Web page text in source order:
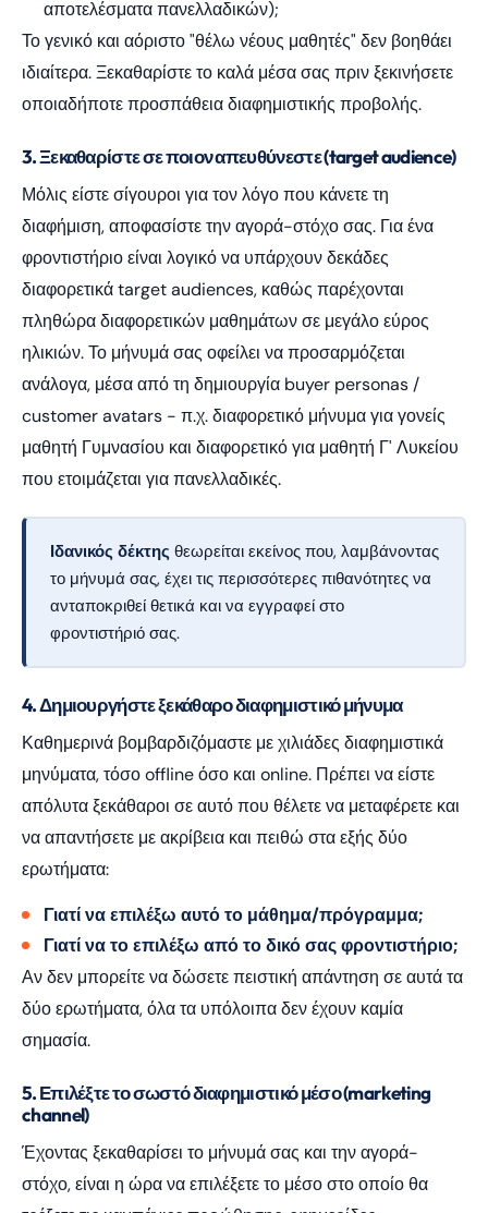
αποτελέσματα πανελλαδικών);
Το γενικό και αόριστο "θέλω νέους μαθητές" δεν βοηθάει
ιδιαίτερα. Ξεκαθαρίστε το καλά μέσα σας πριν ξεκινήσετε
οποιαδήποτε προσπάθεια διαφημιστικής προβολής.
3. Ξεκαθαρίστε σε ποιον απευθύνεστε (target audience)
Μόλις είστε σίγουροι για τον λόγο που κάνετε τη
διαφήμιση, αποφασίστε την αγορά-στόχο σας. Για ένα
φροντιστήριο είναι λογικό να υπάρχουν δεκάδες
διαφορετικά target audiences, καθώς παρέχονται
πληθώρα διαφορετικών μαθημάτων σε μεγάλο εύρος
ηλικιών. Το μήνυμά σας οφείλει να προσαρμόζεται
ανάλογα, μέσα από τη δημιουργία buyer personas /
customer avatars - π.χ. διαφορετικό μήνυμα για γονείς
μαθητή Γυμνασίου και διαφορετικό για μαθητή Γ' Λυκείου
που ετοιμάζεται για πανελλαδικές.
Ιδανικός δέκτης θεωρείται εκείνος που, λαμβάνοντας
το μήνυμά σας, έχει τις περισσότερες πιθανότητες να
ανταποκριθεί θετικά και να εγγραφεί στο
φροντιστήριό σας.
4. Δημιουργήστε ξεκάθαρο διαφημιστικό μήνυμα
Καθημερινά βομβαρδιζόμαστε με χιλιάδες διαφημιστικά
μηνύματα, τόσο offline όσο και online. Πρέπει να είστε
απόλυτα ξεκάθαροι σε αυτό που θέλετε να μεταφέρετε και
να απαντήσετε με ακρίβεια και πειθώ στα εξής δύο
ερωτήματα:
Γιατί να επιλέξω αυτό το μάθημα/πρόγραμμα;
Γιατί να το επιλέξω από το δικό σας φροντιστήριο;
Αν δεν μπορείτε να δώσετε πειστική απάντηση σε αυτά τα
δύο ερωτήματα, όλα τα υπόλοιπα δεν έχουν καμία
σημασία.
5. Επιλέξτε το σωστό διαφημιστικό μέσο (marketing
channel)
Έχοντας ξεκαθαρίσει το μήνυμά σας και την αγορά-
στόχο, είναι η ώρα να επιλέξετε το μέσο στο οποίο θα